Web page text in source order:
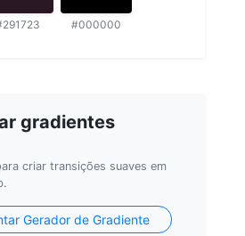
#000000
gradientes
criar transições suaves em
Gerador de Gradiente